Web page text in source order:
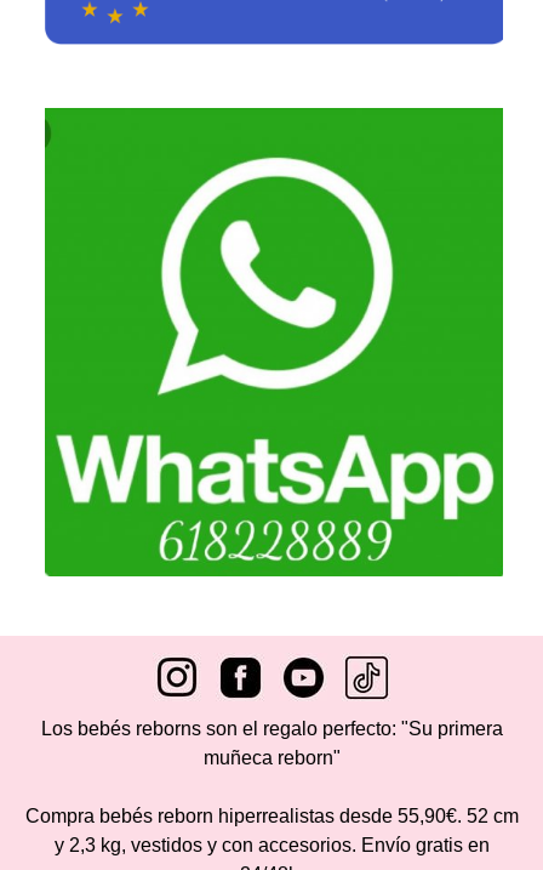
Los bebés reborns son el regalo perfecto: "Su primera
muñeca reborn"
Compra bebés reborn hiperrealistas desde 55,90€. 52 cm
y 2,3 kg, vestidos y con accesorios. Envío gratis en